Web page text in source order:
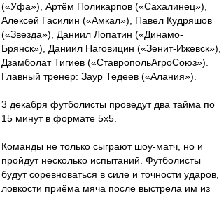
(«Уфа»), Артём Поликарпов («Сахалинец»),
Алексей Гасилин («Амкал»), Павел Кудряшов
(«Звезда»), Даниил Лопатин («Динамо-
Брянск»), Даниил Наговицин («Зенит-Ижевск»),
Дзамболат Тигиев («СтавропольАгроСоюз»).
Главный тренер: Заур Тедеев («Алания»).
3 декабря футболисты проведут два тайма по
15 минут в формате 5х5.
Команды не только сыграют шоу-матч, но и
пройдут несколько испытаний. Футболисты
будут соревноваться в силе и точности ударов,
ловкости приёма мяча после выстрела им из